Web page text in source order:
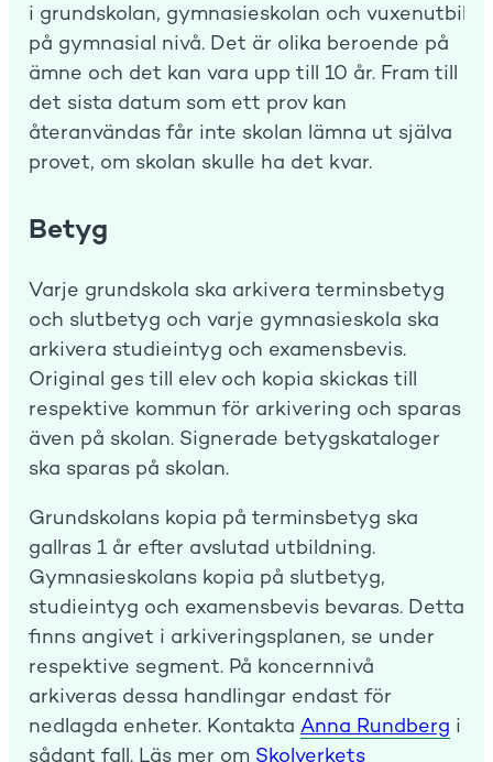
i grundskolan, gymnasieskolan och
på gymnasial nivå. Det är olika beroende på
ämne och det kan vara upp till 10 år. Fram till
det sista datum som ett prov kan
återanvändas får inte skolan lämna ut själva
provet, om skolan skulle ha det kvar.
Betyg
Varje grundskola ska arkivera terminsbetyg
och slutbetyg och varje gymnasieskola ska
arkivera studieintyg och examensbevis.
Original ges till elev och kopia skickas till
respektive kommun för arkivering och sparas
även på skolan. Signerade betygskataloger
ska sparas på skolan.
Grundskolans kopia på terminsbetyg ska
gallras 1 år efter avslutad utbildning.
Gymnasieskolans kopia på slutbetyg,
studieintyg och examensbevis bevaras. Detta
finns angivet i arkiveringsplanen, se under
respektive segment. På koncernnivå
arkiveras dessa handlingar endast för
nedlagda enheter. Kontakta Anna Rundberg i
sådant fall. Läs mer om Skolverkets